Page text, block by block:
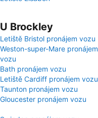
U Brockley
Letiště Bristol pronájem vozu
Weston-super-Mare pronájem
vozu
Bath pronájem vozu
Letiště Cardiff pronájem vozu
Taunton pronájem vozu
Gloucester pronájem vozu